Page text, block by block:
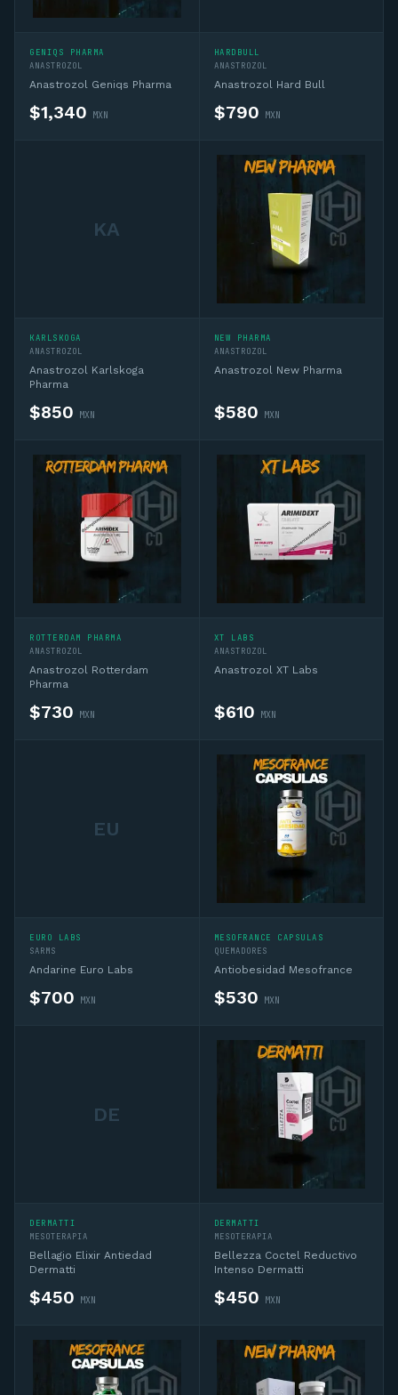
GENIQS PHARMA
ANASTROZOL
Anastrozol Geniqs Pharma
$1,340 MXN
HARDBULL
ANASTROZOL
Anastrozol Hard Bull
$790 MXN
KA
KARLSKOGA
ANASTROZOL
Anastrozol Karlskoga
Pharma
$850 MXN
NEW PHARMA
ANASTROZOL
Anastrozol New Pharma
$580 MXN
ROTTERDAM PHARMA
ANASTROZOL
Anastrozol Rotterdam
Pharma
$730 MXN
XT LABS
ANASTROZOL
Anastrozol XT Labs
$610 MXN
EU
EURO LABS
SARMS
Andarine Euro Labs
$700 MXN
MESOFRANCE CAPSULAS
QUEMADORES
Antiobesidad Mesofrance
$530 MXN
DE
DERMATTI
MESOTERAPIA
Bellagio Elixir Antiedad
Dermatti
$450 MXN
DERMATTI
MESOTERAPIA
Bellezza Coctel Reductivo
Intenso Dermatti
$450 MXN